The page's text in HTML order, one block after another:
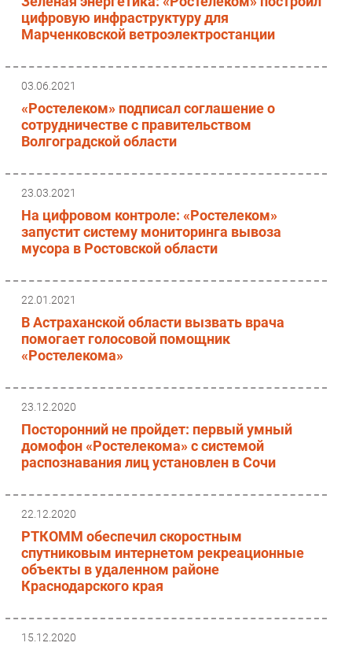
цифровую инфраструктуру для
Марченковской ветроэлектростанции
03.06.2021
«Ростелеком» подписал соглашение о
сотрудничестве с правительством
Волгоградской области
23.03.2021
На цифровом контроле: «Ростелеком»
запустит систему мониторинга вывоза
мусора в Ростовской области
22.01.2021
В Астраханской области вызвать врача
помогает голосовой помощник
«Ростелекома»
23.12.2020
Посторонний не пройдет: первый умный
домофон «Ростелекома» с системой
распознавания лиц установлен в Сочи
22.12.2020
РТКОММ обеспечил скоростным
спутниковым интернетом рекреационные
объекты в удаленном районе
Краснодарского края
15.12.2020